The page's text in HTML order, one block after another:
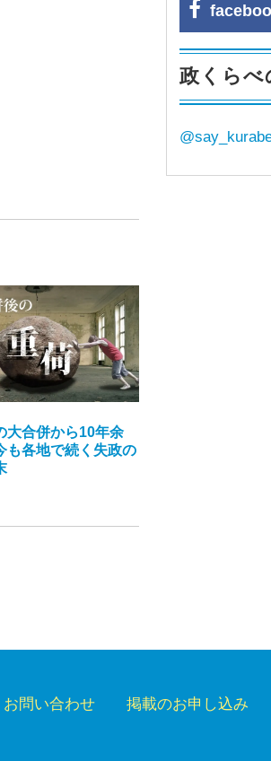
大合併から10年余
も各地で続く失政の
政くらべ
お問い合わせ 掲載のお申し込み